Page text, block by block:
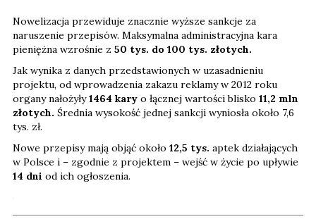
Nowelizacja przewiduje znacznie wyższe sankcje za
naruszenie przepisów. Maksymalna administracyjna kara
pieniężna wzrośnie z 50 tys. do 100 tys. złotych.
Jak wynika z danych przedstawionych w uzasadnieniu
projektu, od wprowadzenia zakazu reklamy w 2012 roku
organy nałożyły1464 kary o łącznej wartości blisko 11,2 mln
złotych. Średnia wysokość jednej sankcji wyniosła około 7,6
tys. zł.
Nowe przepisy mają objąć około 12,5 tys. aptek działających
w Polsce i – zgodnie z projektem – wejść w życie po upływie
14 dni od ich ogłoszenia.